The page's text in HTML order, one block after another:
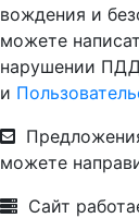
вождения и
можете
нарушении
и
можете
Сайт